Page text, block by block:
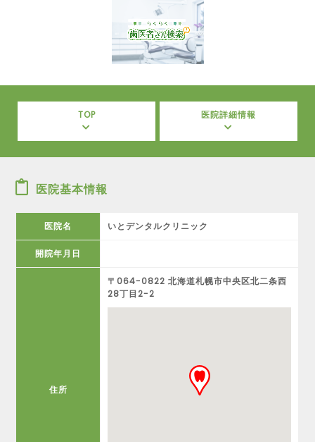
TOP 医院詳細情報
医院基本情報
医院名 いとデンタルクリニック
開院年月日
住所
〒064-0822 北海道札幌市中央区北二条西
28丁目2-2